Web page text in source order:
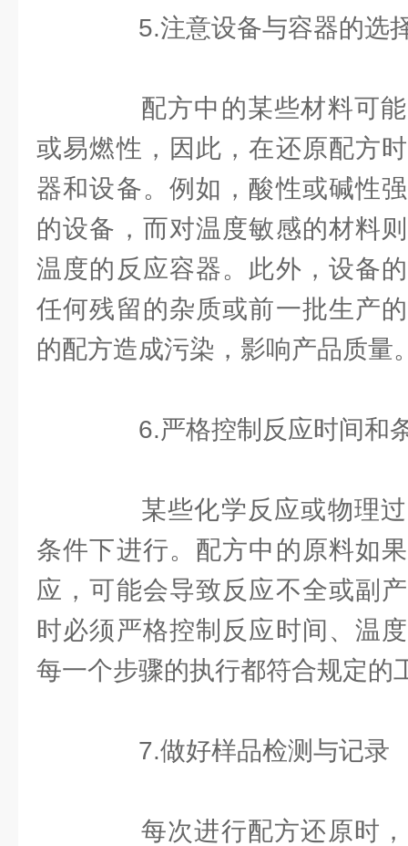
5.注意设备与容器的选
配方中的某些材料可能
或易燃性，因此，在还原配方
器和设备。例如，酸性或碱性
的设备，而对温度敏感的材料
温度的反应容器。此外，设备
任何残留的杂质或前一批生产
的配方造成污染，影响产品质量
6.严格控制反应时间和
某些化学反应或物理过
条件下进行。配方中的原料如
应，可能会导致反应不全或副
时必须严格控制反应时间、温
每一个步骤的执行都符合规定的
7.做好样品检测与记录
每次进行配方还原时，